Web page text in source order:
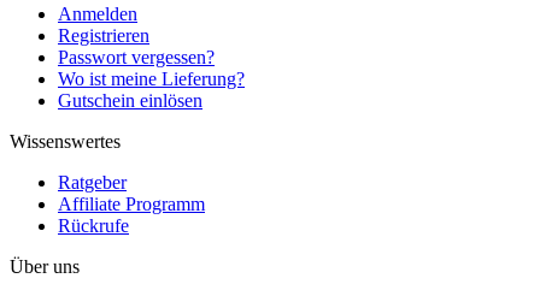
Anmelden
Registrieren
Passwort vergessen?
Wo ist meine Lieferung?
Gutschein einlösen
Wissenswertes
Ratgeber
Affiliate Programm
Rückrufe
Über uns